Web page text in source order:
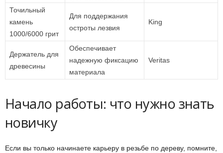
Точильный
камень
1000/6000 грит
Для поддержания
остроты лезвия
King
Держатель для
древесины
Обеспечивает
надежную фиксацию
материала
Veritas
Начало работы: что нужно знать
новичку
Если вы только начинаете карьеру в резьбе по дереву, помните,